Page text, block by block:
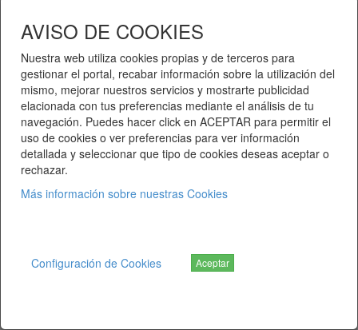
Recuérdame
Entrar
¿Ha olvidado su contraseña?
Telematel S.L.
AVISO DE COOKIES
Nuestra web utiliza cookies propias y de terceros para
gestionar el portal, recabar información sobre la utilización del
mismo, mejorar nuestros servicios y mostrarte publicidad
elacionada con tus preferencias mediante el análisis de tu
navegación. Puedes hacer click en ACEPTAR para permitir el
uso de cookies o ver preferencias para ver información
detallada y seleccionar que tipo de cookies deseas aceptar o
rechazar.
Más información sobre nuestras Cookies
Configuración de Cookies Aceptar